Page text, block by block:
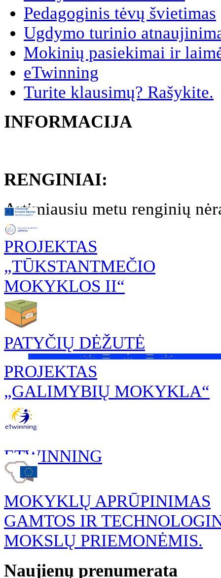
Pedagoginis tėvų švietimas
Ugdymo turinio
Mokinių pasiekimai ir
eTwinning
Turite klausimų? Rašykite.
INFORMACIJA
RENGINIAI:
Artimiausiu metu renginių
PROJEKTAS
„TŪKSTANTMEČIO
MOKYKLOS II“
PATYČIŲ DĖŽUTĖ
PROJEKTAS
„GALIMYBIŲ MOKYKLA“
ETWINNING
MOKYKLŲ APRŪPINIMAS
GAMTOS IR
MOKSLŲ PRIEMONĖMIS.
Naujienų prenumerata